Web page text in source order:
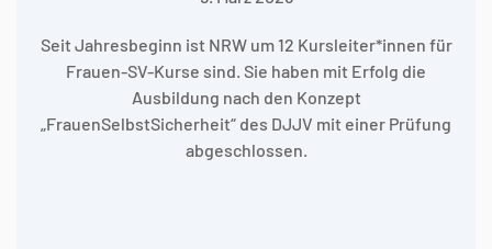
Seit Jahresbeginn ist NRW um 12 Kursleiter*innen für
Frauen-SV-Kurse sind. Sie haben mit Erfolg die
Ausbildung nach den Konzept
„FrauenSelbstSicherheit“ des DJJV mit einer Prüfung
abgeschlossen.